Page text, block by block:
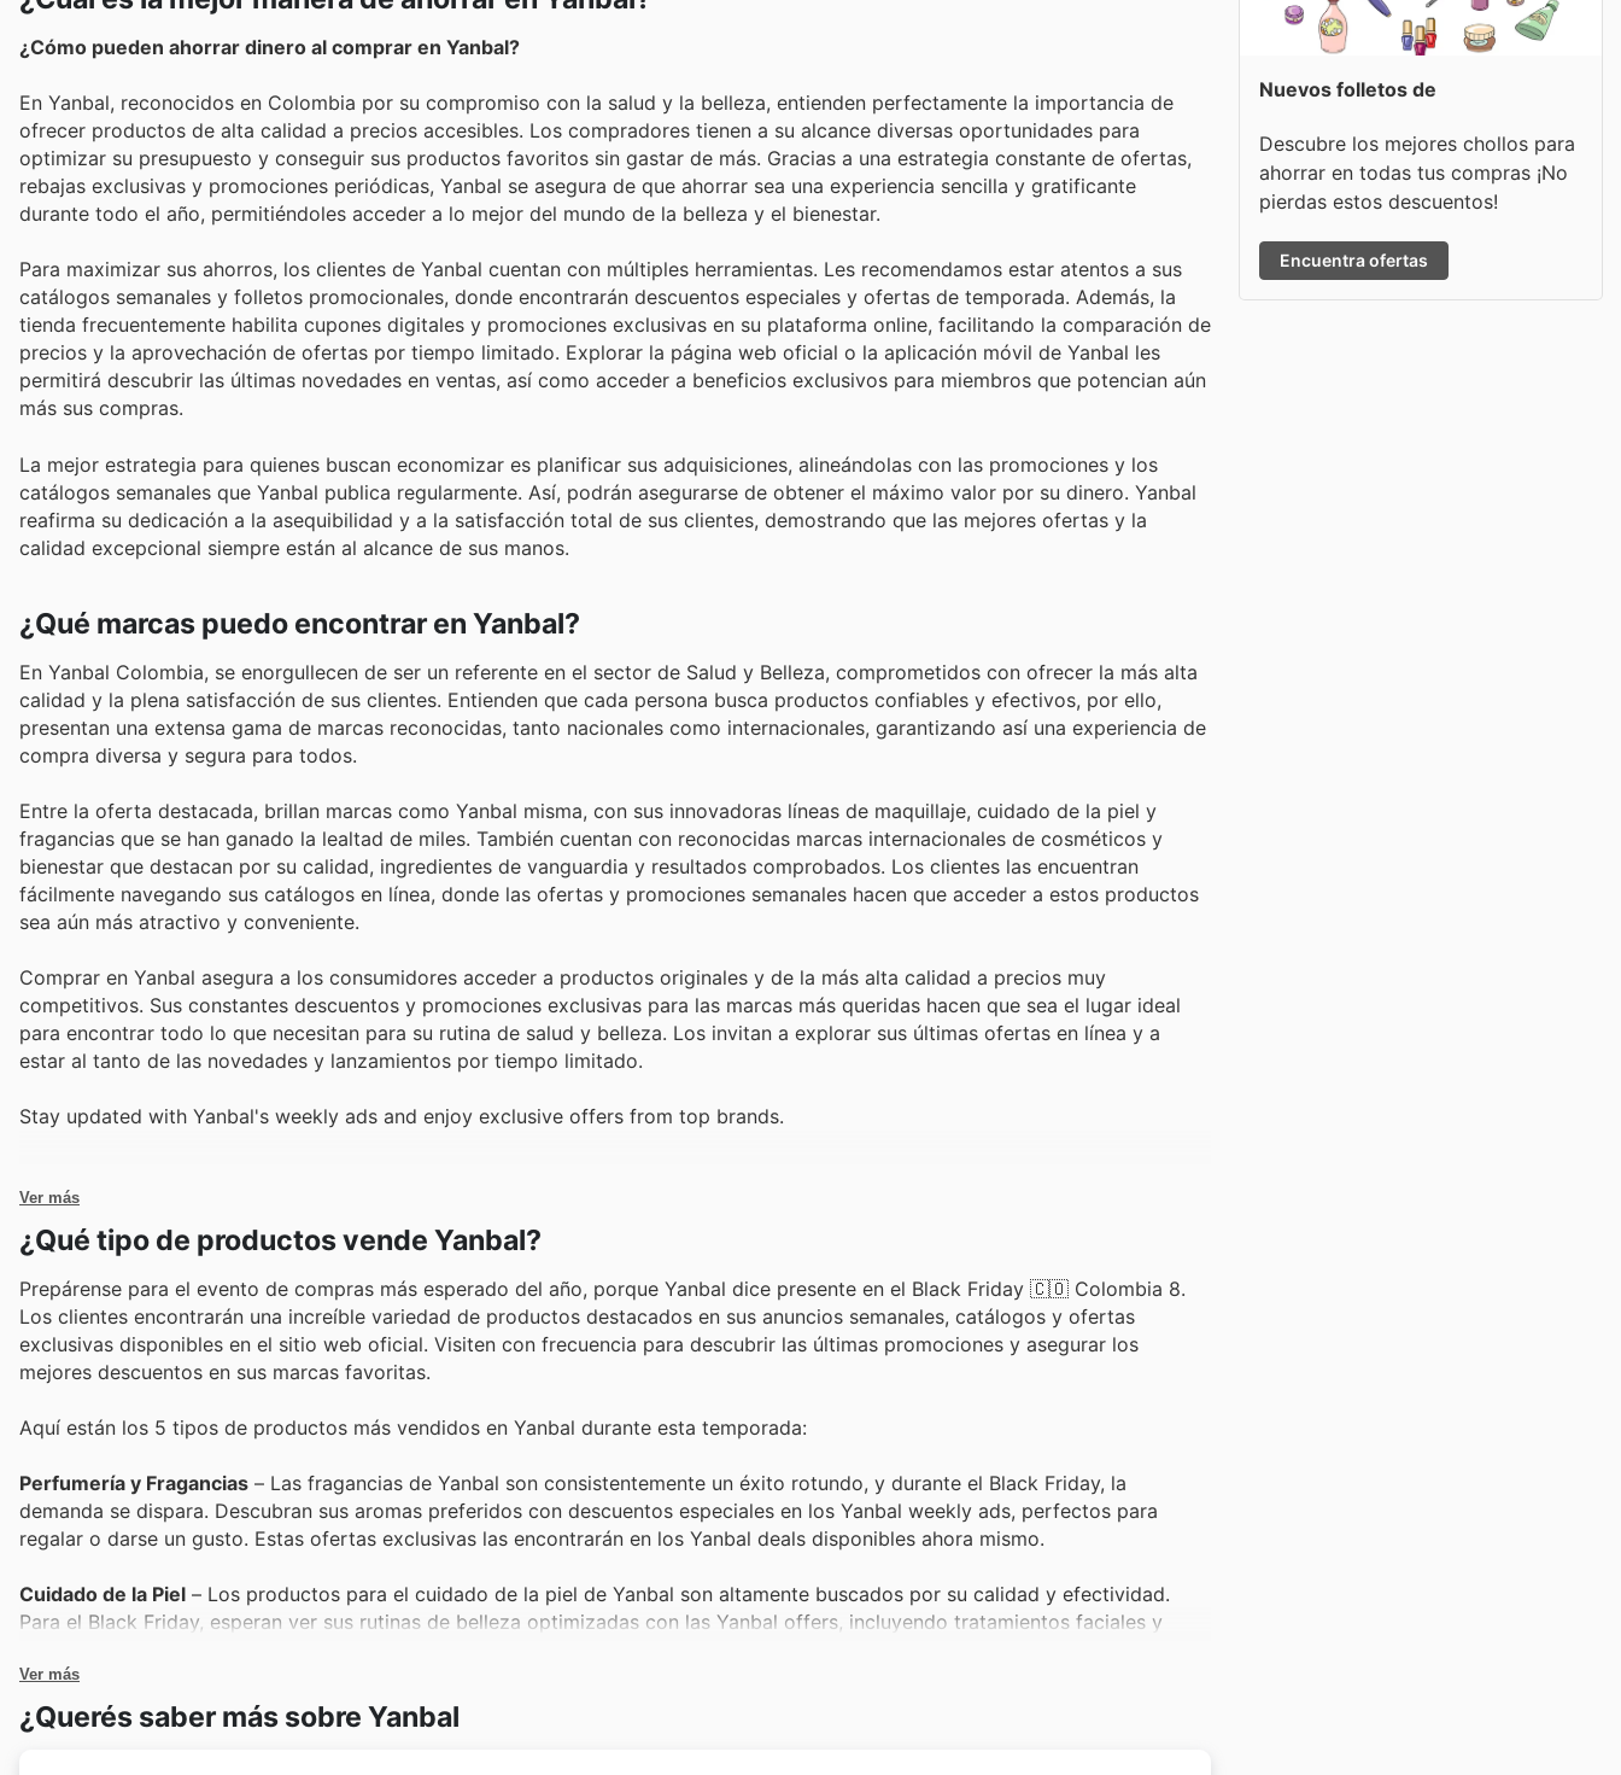
¿Cómo pueden ahorrar dinero al comprar en Yanbal?
En Yanbal, reconocidos en Colombia por su compromiso con la salud y la belleza, entienden perfectamente la importancia de
ofrecer productos de alta calidad a precios accesibles. Los compradores tienen a su alcance diversas oportunidades para
optimizar su presupuesto y conseguir sus productos favoritos sin gastar de más. Gracias a una estrategia constante de ofertas,
rebajas exclusivas y promociones periódicas, Yanbal se asegura de que ahorrar sea una experiencia sencilla y gratificante
durante todo el año, permitiéndoles acceder a lo mejor del mundo de la belleza y el bienestar.
Para maximizar sus ahorros, los clientes de Yanbal cuentan con múltiples herramientas. Les recomendamos estar atentos a sus
catálogos semanales y folletos promocionales, donde encontrarán descuentos especiales y ofertas de temporada. Además, la
tienda frecuentemente habilita cupones digitales y promociones exclusivas en su plataforma online, facilitando la comparación de
precios y la aprovechación de ofertas por tiempo limitado. Explorar la página web oficial o la aplicación móvil de Yanbal les
permitirá descubrir las últimas novedades en ventas, así como acceder a beneficios exclusivos para miembros que potencian aún
más sus compras.
La mejor estrategia para quienes buscan economizar es planificar sus adquisiciones, alineándolas con las promociones y los
catálogos semanales que Yanbal publica regularmente. Así, podrán asegurarse de obtener el máximo valor por su dinero. Yanbal
reafirma su dedicación a la asequibilidad y a la satisfacción total de sus clientes, demostrando que las mejores ofertas y la
calidad excepcional siempre están al alcance de sus manos.
¿Qué marcas puedo encontrar en Yanbal?
En Yanbal Colombia, se enorgullecen de ser un referente en el sector de Salud y Belleza, comprometidos con ofrecer la más alta
calidad y la plena satisfacción de sus clientes. Entienden que cada persona busca productos confiables y efectivos, por ello,
presentan una extensa gama de marcas reconocidas, tanto nacionales como internacionales, garantizando así una experiencia de
compra diversa y segura para todos.
Entre la oferta destacada, brillan marcas como Yanbal misma, con sus innovadoras líneas de maquillaje, cuidado de la piel y
fragancias que se han ganado la lealtad de miles. También cuentan con reconocidas marcas internacionales de cosméticos y
bienestar que destacan por su calidad, ingredientes de vanguardia y resultados comprobados. Los clientes las encuentran
fácilmente navegando sus catálogos en línea, donde las ofertas y promociones semanales hacen que acceder a estos productos
sea aún más atractivo y conveniente.
Comprar en Yanbal asegura a los consumidores acceder a productos originales y de la más alta calidad a precios muy
competitivos. Sus constantes descuentos y promociones exclusivas para las marcas más queridas hacen que sea el lugar ideal
para encontrar todo lo que necesitan para su rutina de salud y belleza. Los invitan a explorar sus últimas ofertas en línea y a
estar al tanto de las novedades y lanzamientos por tiempo limitado.
Stay updated with Yanbal's weekly ads and enjoy exclusive offers from top brands.
Ver más
¿Qué tipo de productos vende Yanbal?
Prepárense para el evento de compras más esperado del año, porque Yanbal dice presente en el Black Friday 🇨🇴 Colombia 8.
Los clientes encontrarán una increíble variedad de productos destacados en sus anuncios semanales, catálogos y ofertas
exclusivas disponibles en el sitio web oficial. Visiten con frecuencia para descubrir las últimas promociones y asegurar los
mejores descuentos en sus marcas favoritas.
Aquí están los 5 tipos de productos más vendidos en Yanbal durante esta temporada:
Perfumería y Fragancias – Las fragancias de Yanbal son consistentemente un éxito rotundo, y durante el Black Friday, la
demanda se dispara. Descubran sus aromas preferidos con descuentos especiales en los Yanbal weekly ads, perfectos para
regalar o darse un gusto. Estas ofertas exclusivas las encontrarán en los Yanbal deals disponibles ahora mismo.
Cuidado de la Piel – Los productos para el cuidado de la piel de Yanbal son altamente buscados por su calidad y efectividad.
Para el Black Friday, esperan ver sus rutinas de belleza optimizadas con las Yanbal offers, incluyendo tratamientos faciales y
Maquillaje y Cosméticos – El maquillaje de Yanbal es un favorito entre los amantes de la belleza, y las colecciones especiales
para el Black Friday son imperdibles. Desde bases hasta labiales, estos cosméticos estarán disponibles con atractivos Yanbal
Ver más
¿Querés saber más sobre Yanbal
Nuevos folletos de
Descubre los mejores chollos para
ahorrar en todas tus compras ¡No
pierdas estos descuentos!
Encuentra ofertas